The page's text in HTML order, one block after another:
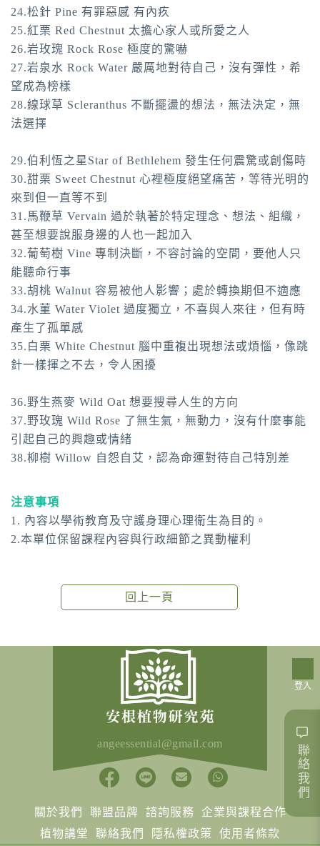
24.松針 Pine 有罪惡感 有內疚
25.紅栗 Red Chestnut 太擔心家人或所愛之人
26.岩玫瑰 Rock Rose 極度的驚嚇
27.岩泉水 Rock Water 嚴厲地對待自己，沒有彈性，希
望成為榜樣
28.線球草 Scleranthus 不斷擺盪的想法，無法決定，無
法選擇
29.伯利恆之星Star of Bethlehem 發生任何震驚或創傷時
30.甜栗 Sweet Chestnut 心裡極度絕望痛苦，等待光明的
來到但一直等不到
31.馬鞭草 Vervain 過於執著於特定理念、想法、組織，
甚至想要說服身邊的人也一起加入
32.葡萄樹 Vine 專制決斷，不容討論的空間，要他人只
能聽命行事
33.胡桃 Walnut 容易被他人影響；處於轉換期但不適應
34.水菫 Water Violet 過度獨立，不喜與人來往，但有時
產生了孤單感
35.白栗 White Chestnut 腦中重複出現想法或煩惱，像跳
針一樣揮之不去，令人困擾
36.野生燕麥 Wild Oat 想要搜尋人生的方向
37.野玫瑰 Wild Rose 了無生氣，無動力，沒有什麼事能
引起自己的興趣或情緒
38.柳樹 Willow 自怨自艾，認為命運對待自己特別差
注意事項
1. 內容以學術教育及守護身理心理衛生為目的。
2.本單位保留課程內容與行政細節之異動權利
回上一頁
angeessential@gmail.com
關於我們 聯盟品牌 諮詢服務
企業與課程合作
植物講堂
聯絡我們 隱私權政策 使用者條款
登入
聯絡我們